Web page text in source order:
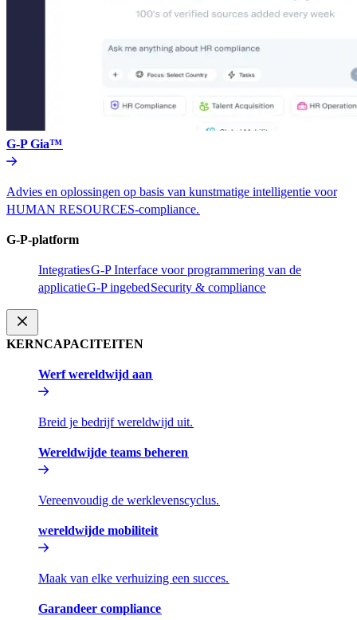
G-P Gia™​​
Advies en oplossingen op basis van kunstmatige intelligentie voor
HUMAN RESOURCES-compliance.​​
G-P-platform​​
Integraties​​G-P Interface voor programmering van de
applicatie​​G-P ingebed​​Security & compliance​​
KERNCAPACITEITEN​​
Werf wereldwijd aan​​
Breid je bedrijf wereldwijd uit.​​
Wereldwijde teams beheren​​
Vereenvoudig de werklevenscyclus.​​
wereldwijde mobiliteit​​
Maak van elke verhuizing een succes.​​
Garandeer compliance​​